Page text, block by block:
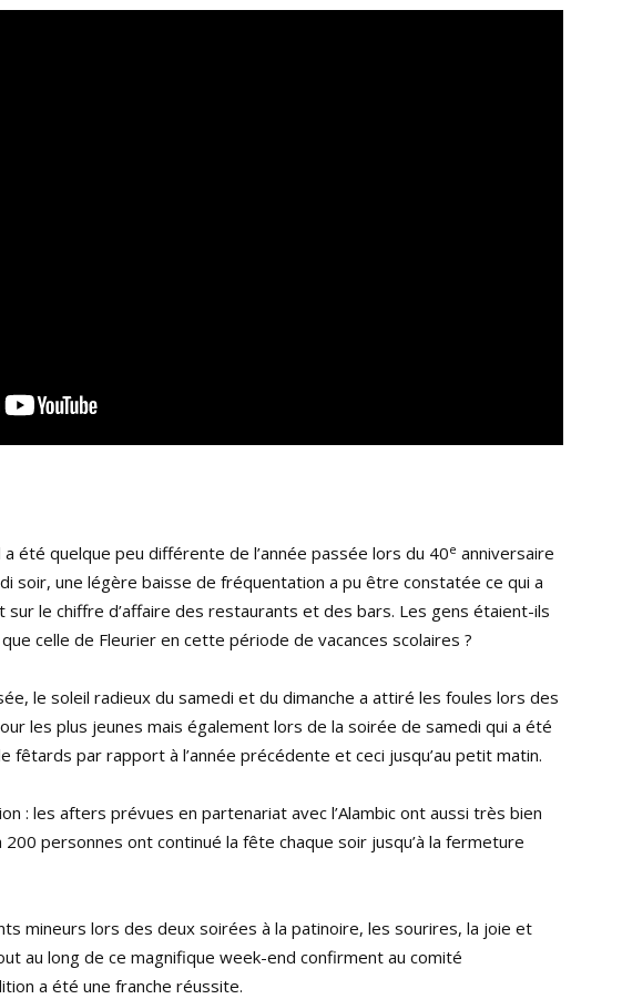
a été quelque peu différente de l’année passée lors du 40e anniversaire
soir, une légère baisse de fréquentation a pu être constatée ce qui a
sur le chiffre d’affaire des restaurants et des bars. Les gens étaient-ils
celle de Fleurier en cette période de vacances scolaires ?
le soleil radieux du samedi et du dimanche a attiré les foules lors des
les plus jeunes mais également lors de la soirée de samedi qui a été
fêtards par rapport à l’année précédente et ceci jusqu’au petit matin.
: les afters prévues en partenariat avec l’Alambic ont aussi très bien
personnes ont continué la fête chaque soir jusqu’à la fermeture
mineurs lors des deux soirées à la patinoire, les sourires, la joie et
au long de ce magnifique week-end confirment au comité
a été une franche réussite.